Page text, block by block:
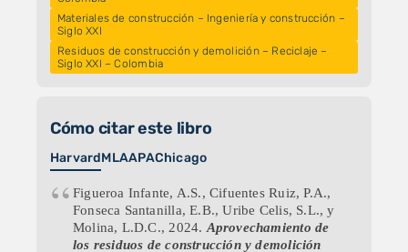
Materiales de construcción – Ingeniería y construcción –
Siglo XXI
Residuos de construcción y demolición – Reciclaje –
Siglo XXI – Colombia
Cómo citar este libro
HarvardMLAAPAChicago
Figueroa Infante, A.S., Cifuentes Ruiz, P.A.,
Fonseca Santanilla, E.B., Uribe Celis, S.L., y
Molina, L.D.C., 2024. Aprovechamiento de
los residuos de construcción y demolición